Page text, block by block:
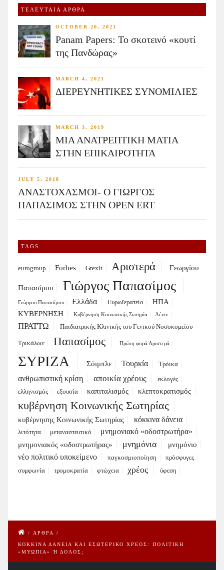
ΤΕΛΕΥΤΑΙΑ ΑΡΘΡΑ
OCTOBER 20, 2021
Panam Papers: Το σκοτεινό «κουτί
της Πανδώρας»
MARCH 4, 2021
ΔΙΕΡΕΥΝΗΤΙΚΕΣ ΣΥΝΟΜΙΛΙΕΣ
MARCH 3, 2019
ΜΙΑ ΑΝΑΤΡΕΠΤΙΚΗ ΜΑΤΙΑ
ΣΤΗΝ ΕΠΙΚΑΙΡΟΤΗΤΑ
JULY 5, 2018
ΑΝΑΣΤΟΧΑΣΜΟΙ- Ο ΓΙΩΡΓΟΣ
ΠΑΠΑΣΙΜΟΣ ΣΤΗΝ OPEN ERT
TAGS
eurogroup Forbes Grexit Αριστερά Γεωργίου
Παπασίμου Γιώργος Παπασίμος
Γιώργου Παπασίμου Ελλάδα Ευρωϊερατείο
ΗΠΑ
ΚΥΒΕΡΝΗΣΗ
Κυβέρνηση Κοινωνικής Σωτηρία Λένιν
ΠΡΑΤΤΩ Παιδιατρικής Κλινικής του Γενικού Νοσοκομείου
Τρικάλων Παπασίμος Πρώτη φορά Αριστερά
ΣΥΡΙΖΑ Σόιμπλε Τουρκία Τρόικα
ανθρωπιστική κρίση αποικία χρέους
εκλογές
ελληνισμός
εξουσία καπιταλισμός κλεπτοκρατισμός
κυβέρνηση Κοινωνικής Σωτηρίας
κυβέρνησης Κοινωνικής Σωτηρίας κόκκινα δάνεια
λιτότητα μεταναστευτικό μνημονιακό «οδοστρωτήρα»
μνημονιακός «οδοστρωτήρας» μνημόνια μνημόνιο
νέο πολιτικό υποκείμενο παγκοσμιοποίηση
πρόσφυγες
συμφωνία
τρομοκρατία φτώχεια χρέος ύφεση
/ ΑΡΘΡΑ /
ΚΟΚΚΙΝΑ ΔΑΝΕΙΑ ΚΑΙ ΕΣΩΤΕΡΙΚΟ ΧΡΕΟΣ: ΠΟΛΙΤΙΚΗ
«ΜΥΩΠΙΑ» Ή ΔΟΛΟΣ;